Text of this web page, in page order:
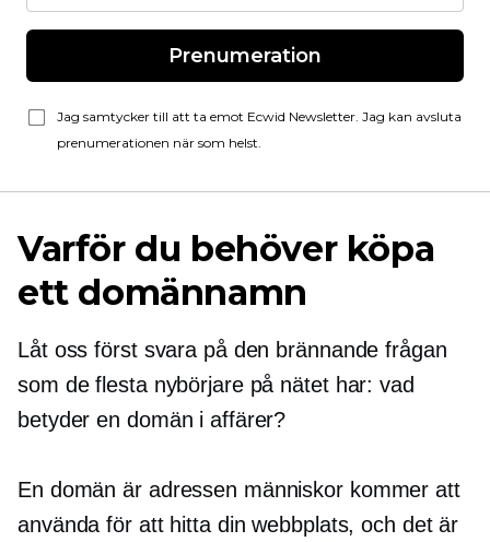
Prenumeration
Jag samtycker till att ta emot Ecwid Newsletter. Jag kan avsluta
prenumerationen när som helst.
Varför du behöver köpa
ett domännamn
Låt oss först svara på den brännande frågan
som de flesta nybörjare på nätet har: vad
betyder en domän i affärer?
En domän är adressen människor kommer att
använda för att hitta din webbplats, och det är